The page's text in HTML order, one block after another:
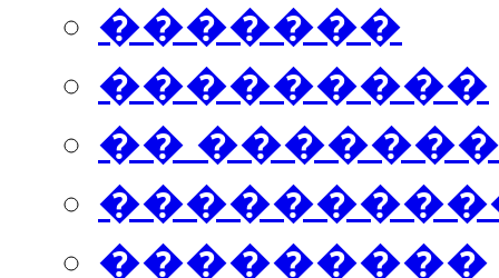
�������
���������
��
���������